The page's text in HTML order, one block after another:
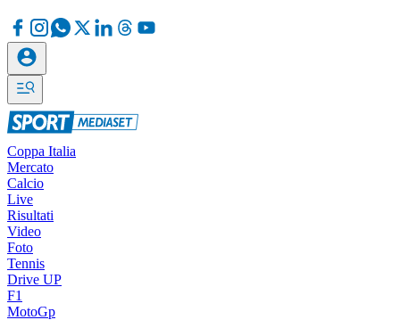
Coppa Italia
Mercato
Calcio
Live
Risultati
Video
Foto
Tennis
Drive UP
F1
MotoGp